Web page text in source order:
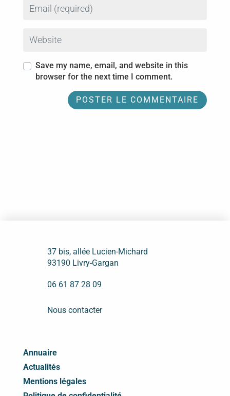
Save my name, email, and website in this
browser for the next time I comment.
37 bis, allée Lucien-Michard
93190 Livry-Gargan
06 61 87 28 09
Nous contacter
Annuaire
Actualités
Mentions légales